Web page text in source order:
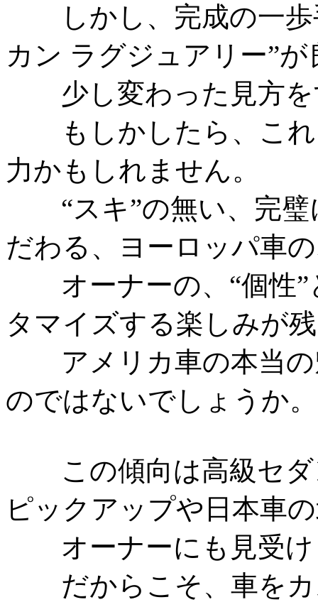
しかし、完成の一歩
カン ラグジュアリー”
少し変わった見方を
もしかしたら、これ
力かもしれません。
“スキ”の無い、完璧
だわる、ヨーロッパ車
オーナーの、“個性”
タマイズする楽しみが
アメリカ車の本当の
のではないでしょうか。
この傾向は高級セダ
ピックアップや日本車
オーナーにも見受け
だからこそ、車をカ